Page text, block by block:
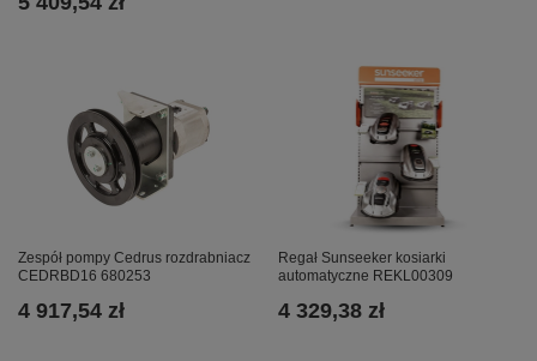
Zespół pompy Cedrus rozdrabniacz
CEDRBD16 680253
4 917,54 zł
Regał Sunseeker kosiarki
automatyczne REKL00309
4 329,38 zł